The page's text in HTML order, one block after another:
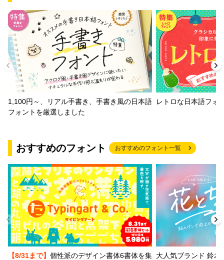
1,100円～、リアル手書き、手書き風の日本語
フォントを厳選しました
レトロな日本語フォ
おすすめのフォント おすすめのフォント一覧
【8/31まで】 個性派のデザイン書体6書体を集 大人気ブランド 鈴木